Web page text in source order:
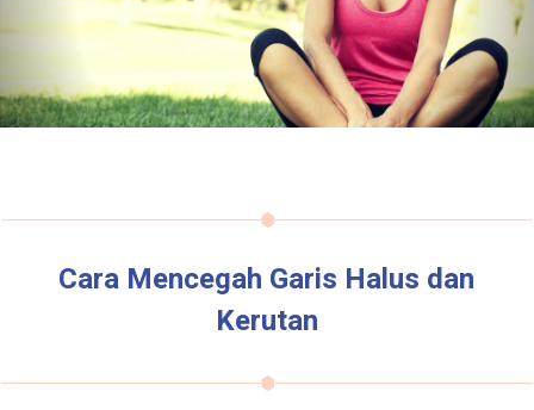
Cara Mencegah Garis Halus dan
Kerutan